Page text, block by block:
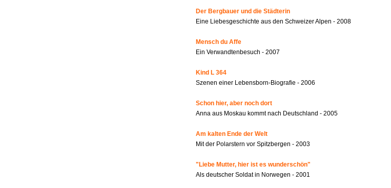
Der Bergbauer und die Städterin
Eine Liebesgeschichte aus den Schweizer Alpen - 2008
Mensch du Affe
Ein Verwandtenbesuch - 2007
Kind L 364
Szenen einer Lebensborn-Biografie - 2006
Schon hier, aber noch dort
Anna aus Moskau kommt nach Deutschland - 2005
Am kalten Ende der Welt
Mit der Polarstern vor Spitzbergen - 2003
"Liebe Mutter, hier ist es wunderschön"
Als deutscher Soldat in Norwegen - 2001